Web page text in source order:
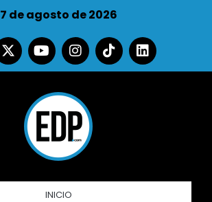
7 de agosto de 2026
INICIO